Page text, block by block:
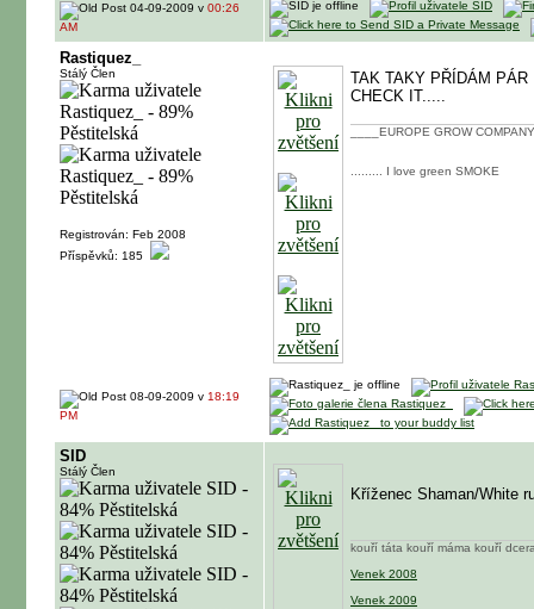
04-09-2009 v 00:26
AM
Rastiquez_
Stálý Člen
Registrován: Feb 2008
Příspěvků: 185
TAK TAKY PŘÍDÁM
CHECK IT.....
____EUROPE GROW
......... I love green SMOKE
08-09-2009 v 18:19
PM
SID
Stálý Člen
Kříženec Shaman/White
kouří táta kouří máma kouří
Venek 2008
Venek 2009